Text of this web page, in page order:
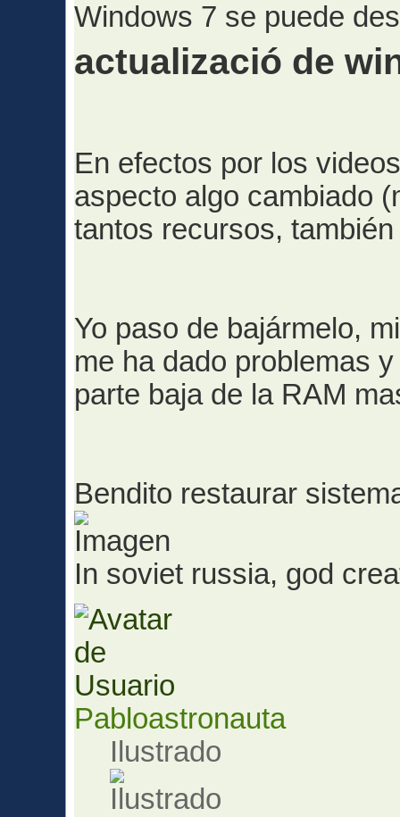
Windows 7 se puede
actualizació de
En efectos por los
aspecto algo cambiado
tantos recursos,
Yo paso de bajármelo,
me ha dado problemas
parte baja de la RAM
Bendito restaurar
In soviet russia, god
Pabloastronauta
Ilustrado